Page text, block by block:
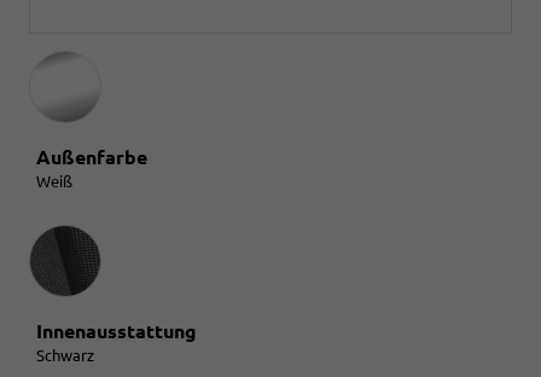
Außenfarbe
Weiß
Innenausstattung
Innenausstattung
Schwarz